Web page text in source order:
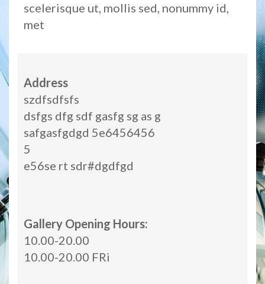
scelerisque ut, mollis sed, nonummy id,
met
Address
szdfsdfsfs
dsfgs dfg sdf gasfg sg as g
safgasfgdgd 5e6456456
5
e56se rt sdr#dgdfgd
Gallery Opening Hours:
10.00-20.00
10.00-20.00 FRi